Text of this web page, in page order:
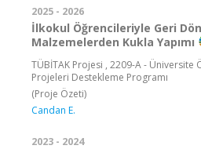
2025 - 2026
İlkokul Öğrencileriyle Geri
Malzemelerden Kukla Yapımı
TÜBİTAK Projesi , 2209-A - Üniversite
Projeleri Destekleme Programı
(Proje Özeti)
Candan E.
2023 - 2024